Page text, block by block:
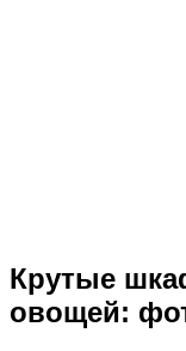
Крутые
овощей: